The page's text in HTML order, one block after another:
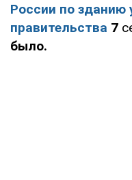
России по зданию
правительства 7
было.